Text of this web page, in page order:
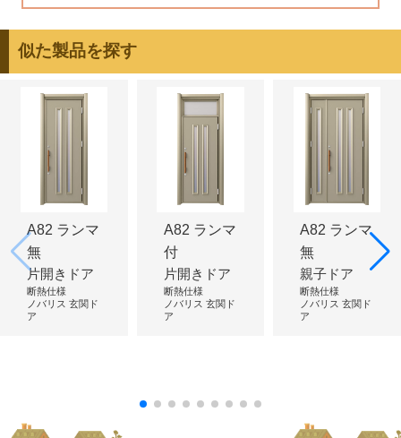
似た製品を探す
A82 ランマ
無
片開きドア
断熱仕様
ノバリス 玄関ド
ア
A82 ランマ
付
片開きドア
断熱仕様
ノバリス 玄関ド
ア
A82 ランマ
無
親子ドア
断熱仕様
ノバリス 玄関ド
ア